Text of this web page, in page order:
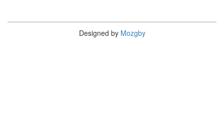
Designed by Mozgby